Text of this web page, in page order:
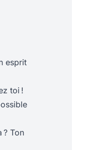
esprit
toi !
? Ton